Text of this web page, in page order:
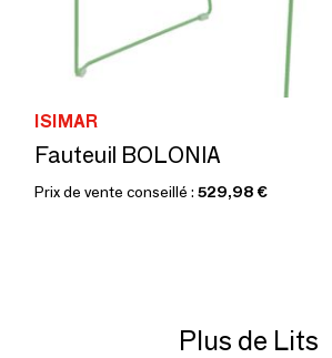
ISIMAR
Fauteuil BOLONIA
Prix de vente conseillé : 529,98 €
Plus de Lits